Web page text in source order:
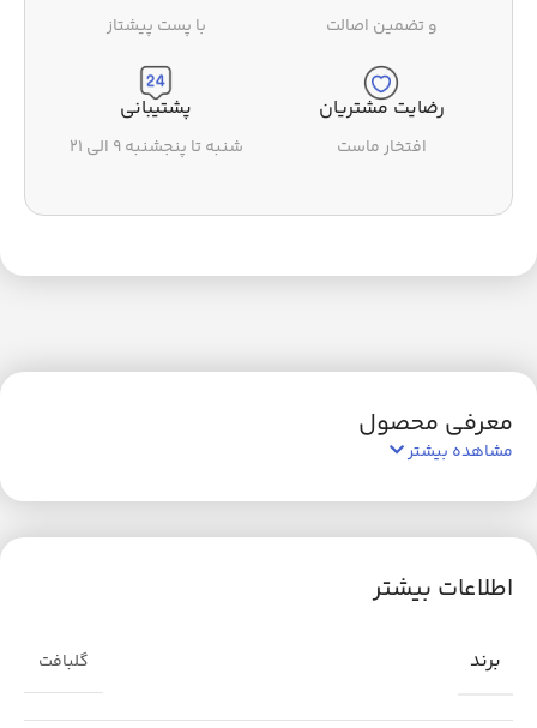
و تضمین اصالت با پست پیشتاز
رضایت مشتریان
افتخار ماست
پشتیبانی
شنبه تا پنجشنبه ۹ الی ۲۱
معرفی محصول
مشاهده بیشتر
اطلاعات بیشتر
برند گلبافت